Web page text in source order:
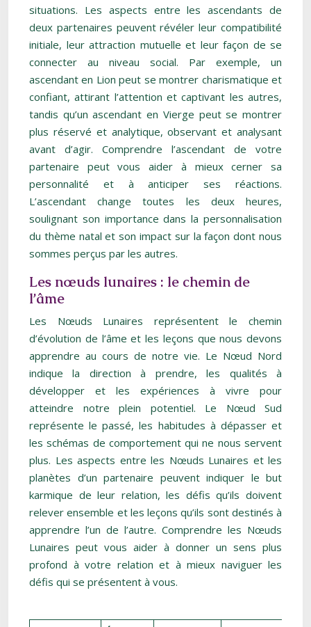
situations. Les aspects entre les ascendants de
deux partenaires peuvent révéler leur compatibilité
initiale, leur attraction mutuelle et leur façon de se
connecter au niveau social. Par exemple, un
ascendant en Lion peut se montrer charismatique et
confiant, attirant l’attention et captivant les autres,
tandis qu’un ascendant en Vierge peut se montrer
plus réservé et analytique, observant et analysant
avant d’agir. Comprendre l’ascendant de votre
partenaire peut vous aider à mieux cerner sa
personnalité et à anticiper ses réactions.
L’ascendant change toutes les deux heures,
soulignant son importance dans la personnalisation
du thème natal et son impact sur la façon dont nous
sommes perçus par les autres.
Les nœuds lunaires : le chemin de
l’âme
Les Nœuds Lunaires représentent le chemin
d’évolution de l’âme et les leçons que nous devons
apprendre au cours de notre vie. Le Nœud Nord
indique la direction à prendre, les qualités à
développer et les expériences à vivre pour
atteindre notre plein potentiel. Le Nœud Sud
représente le passé, les habitudes à dépasser et
les schémas de comportement qui ne nous servent
plus. Les aspects entre les Nœuds Lunaires et les
planètes d’un partenaire peuvent indiquer le but
karmique de leur relation, les défis qu’ils doivent
relever ensemble et les leçons qu’ils sont destinés à
apprendre l’un de l’autre. Comprendre les Nœuds
Lunaires peut vous aider à donner un sens plus
profond à votre relation et à mieux naviguer les
défis qui se présentent à vous.